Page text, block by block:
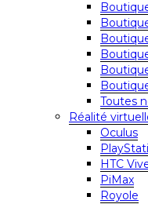
Toutes
Réalité
Oculus
HTC
PiMax
Royole